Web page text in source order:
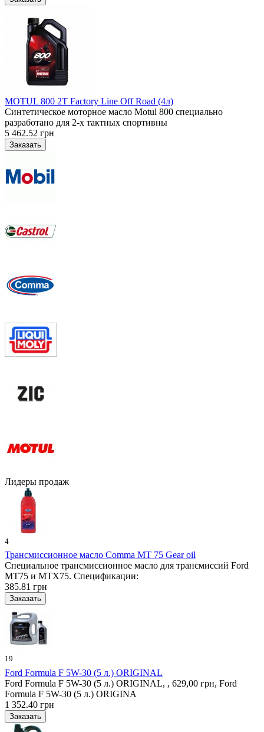
MOTUL 800 2T Factory Line Off Road (4л)
Синтетическое моторное масло Motul 800 специально
разработано для 2-х тактных спортивны
5 462.52 грн
Лидеры продаж
4
Трансмиссионное масло Comma MT 75 Gear oil
Специальное трансмиссионное масло для трансмиссий Ford
MT75 и MTX75. Спецификации:
385.81 грн
19
Ford Formula F 5W-30 (5 л.) ORIGINAL
Ford Formula F 5W-30 (5 л.) ORIGINAL, , 629,00 грн, Ford
Formula F 5W-30 (5 л.) ORIGINA
1 352.40 грн